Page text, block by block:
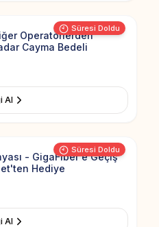
Süresi Doldu
Operatörlerden
Cayma Bedeli
Al
Süresi Doldu
Add to
- GigaFiber'e Geçiş
Hediye
Al